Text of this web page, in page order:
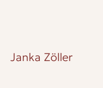
Janka Zöller